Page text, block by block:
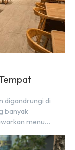
digandrungi di
banyak
menu
maupun sekadar